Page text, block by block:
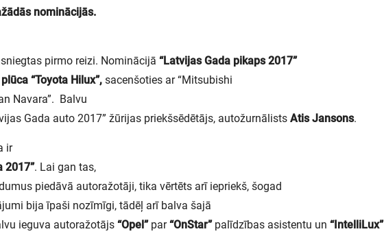
nominācijās.
pirmo reizi. Nominācijā “Latvijas Gada pikaps 2017”
“Toyota Hilux”, sacenšoties ar “Mitsubishi
Navara”. Balvu
Gada auto 2017” žūrijas priekšsēdētājs, autožurnālists Atis Jansons.
ir
2017”. Lai gan tas,
piedāvā autoražotāji, tika vērtēts arī iepriekš, šogad
bija īpaši nozīmīgi, tādēļ arī balva šajā
ieguva autoražotājs “Opel”par“OnStar”palīdzības asistentu un “IntelliLux”